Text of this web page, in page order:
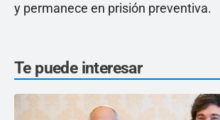
y permanece en prisión preventiva.
Te puede interesar